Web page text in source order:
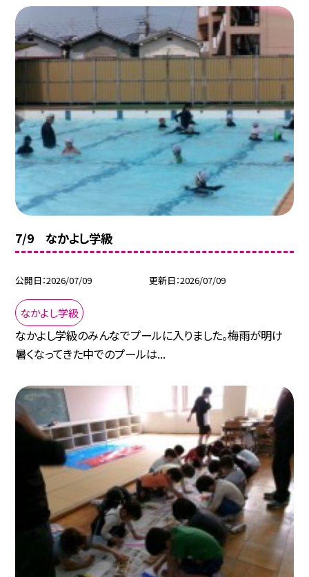
7/9 なかよし学級
公開日 2026/07/09 更新日 2026/07/09
なかよし学級
なかよし学級のみんなでプールに入りました。梅雨が明け
暑くなってきた中でのプールは...